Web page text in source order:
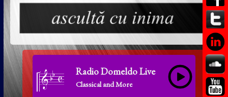
Radio Domeldo Live
Classical and More